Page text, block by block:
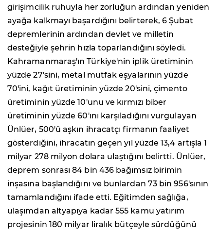
girişimcilik ruhuyla her zorluğun ardından yeniden
ayağa kalkmayı başardığını belirterek, 6 Şubat
depremlerinin ardından devlet ve milletin
desteğiyle şehrin hızla toparlandığını söyledi.
Kahramanmaraş'ın Türkiye'nin iplik üretiminin
yüzde 27'sini, metal mutfak eşyalarının yüzde
70'ini, kağıt üretiminin yüzde 20'sini, çimento
üretiminin yüzde 10'unu ve kırmızı biber
üretiminin yüzde 60'ını karşıladığını vurgulayan
Ünlüer, 500'ü aşkın ihracatçı firmanın faaliyet
gösterdiğini, ihracatın geçen yıl yüzde 13,4 artışla 1
milyar 278 milyon dolara ulaştığını belirtti. Ünlüer,
deprem sonrası 84 bin 436 bağımsız birimin
inşasına başlandığını ve bunlardan 73 bin 956'sının
tamamlandığını ifade etti. Eğitimden sağlığa,
ulaşımdan altyapıya kadar 555 kamu yatırım
projesinin 180 milyar liralık bütçeyle sürdüğünü